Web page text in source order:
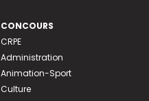
CONCOURS
CRPE
Administration
Animation-Sport
Culture